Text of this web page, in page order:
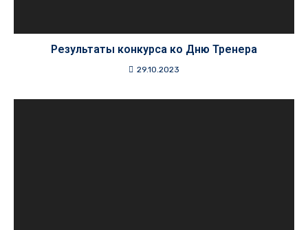
Результаты конкурса ко Дню Тренера
29.10.2023